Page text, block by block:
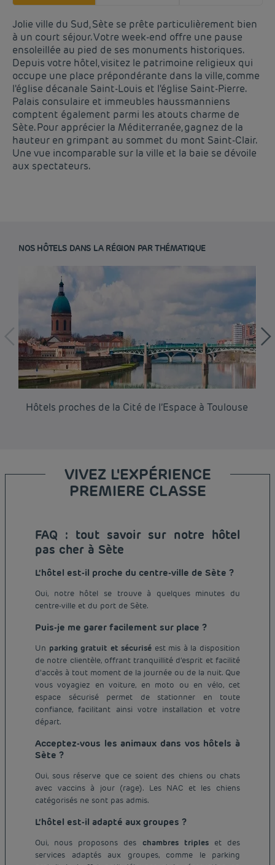
Jolie ville du Sud, Sète se prête particulièrement bien
à un court séjour. Votre week-end offre une pause
ensoleillée au pied de ses monuments historiques.
Depuis votre hôtel, visitez le patrimoine religieux qui
occupe une place prépondérante dans la ville, comme
l'église décanale Saint-Louis et l'église Saint-Pierre.
Palais consulaire et immeubles haussmanniens
comptent également parmi les atouts charme de
Sète. Pour apprécier la Méditerranée, gagnez de la
hauteur en grimpant au sommet du mont Saint-Clair.
Une vue incomparable sur la ville et la baie se dévoile
aux spectateurs.
NOS HÔTELS DANS LA RÉGION PAR THÉMATIQUE
Hôtels proches de la Cité de l’Espace à Toulouse
VIVEZ L'EXPÉRIENCE
PREMIERE CLASSE
FAQ : tout savoir sur notre hôtel
pas cher à Sète
L’hôtel est-il proche du centre-ville de Sète ?
Oui, notre hôtel se trouve à quelques minutes du
centre-ville et du port de Sète.
Puis-je me garer facilement sur place ?
Un parking gratuit et sécurisé est mis à la disposition
de notre clientèle, offrant tranquillité d'esprit et facilité
d'accès à tout moment de la journée ou de la nuit. Que
vous voyagiez en voiture, en moto ou en vélo, cet
espace sécurisé permet de stationner en toute
confiance, facilitant ainsi votre installation et votre
départ.
Acceptez-vous les animaux dans vos hôtels à
Sète ?
Oui, sous réserve que ce soient des chiens ou chats
avec vaccins à jour (rage). Les NAC et les chiens
catégorisés ne sont pas admis.
L’hôtel est-il adapté aux groupes ?
Oui, nous proposons des chambres tripleset des
services adaptés aux groupes, comme le parking
Hôtel pas cher Paris